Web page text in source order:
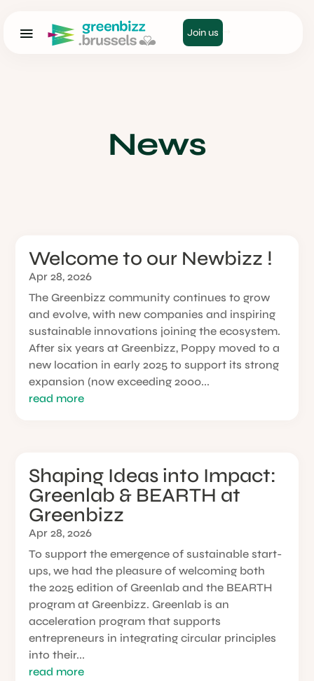
Join us
News
Welcome to our Newbizz !
Apr 28, 2026
The Greenbizz community continues to grow
and evolve, with new companies and inspiring
sustainable innovations joining the ecosystem.
After six years at Greenbizz, Poppy moved to a
new location in early 2025 to support its strong
expansion (now exceeding 2000...
read more
Shaping Ideas into Impact:
Greenlab & BEARTH at
Greenbizz
Apr 28, 2026
To support the emergence of sustainable start-
ups, we had the pleasure of welcoming both
the 2025 edition of Greenlab and the BEARTH
program at Greenbizz. Greenlab is an
acceleration program that supports
entrepreneurs in integrating circular principles
into their...
read more